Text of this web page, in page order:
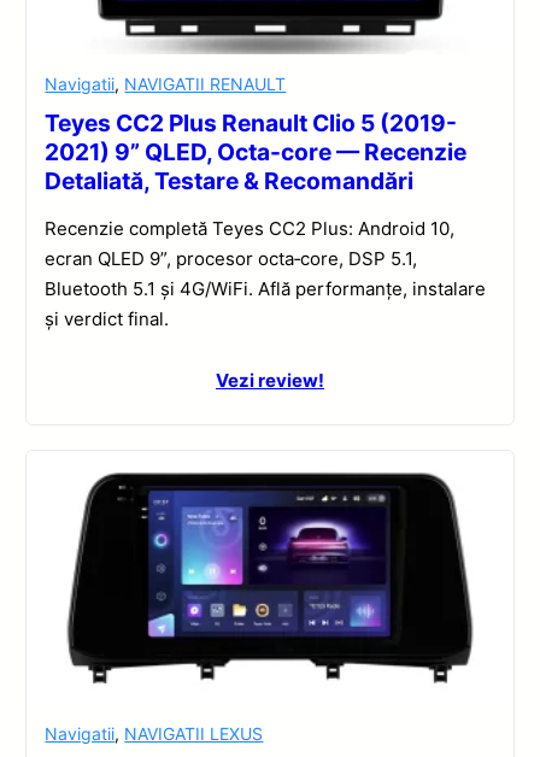
Navigatii, NAVIGATII RENAULT
Teyes CC2 Plus Renault Clio 5 (2019-
2021) 9” QLED, Octa-core — Recenzie
Detaliată, Testare & Recomandări
Recenzie completă Teyes CC2 Plus: Android 10,
ecran QLED 9”, procesor octa‑core, DSP 5.1,
Bluetooth 5.1 și 4G/WiFi. Află performanțe, instalare
și verdict final.
Vezi review!
Navigatii, NAVIGATII LEXUS